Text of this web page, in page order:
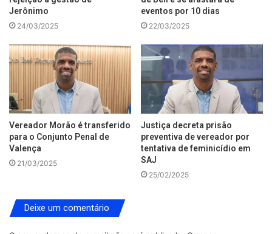
Jerônimo
24/03/2025
eventos por 10 dias
22/03/2025
Vereador Morão é transferido
para o Conjunto Penal de
Valença
21/03/2025
Justiça decreta prisão
preventiva de vereador por
tentativa de feminicídio em
SAJ
25/02/2025
Deixe um comentário